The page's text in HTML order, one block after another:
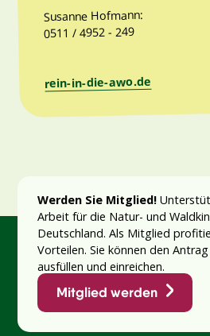
Susanne Hofmann:
0511 / 4952 - 249
rein-in-die-awo.de
Werden Sie Mitglied!
Arbeit für die Natur- und
Deutschland. Als Mitglied
Vorteilen. Sie können den
ausfüllen und einreichen.
Mitglied werden